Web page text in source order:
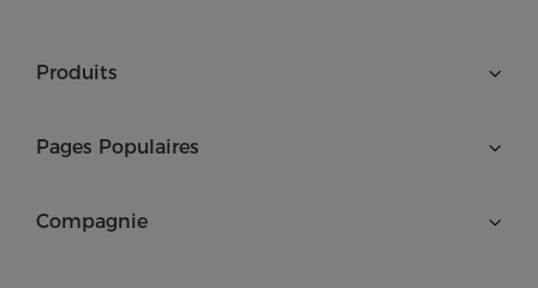
Produits
Pages Populaires
Compagnie